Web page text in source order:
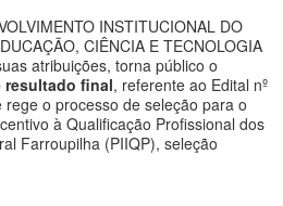
INSTITUCIONAL DO
CIÊNCIA E TECNOLOGIA
atribuições, torna público o
resultado final, referente ao Edital nº
o processo de seleção para o
à Qualificação Profissional dos
Farroupilha (PIIQP), seleção